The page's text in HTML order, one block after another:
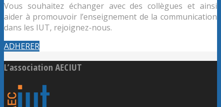
Vous souhaitez échanger avec des collègues et ainsi
aider à promouvoir l’enseignement de la communication
dans les IUT, rejoignez-nous.
ADHERER
L’association AECIUT